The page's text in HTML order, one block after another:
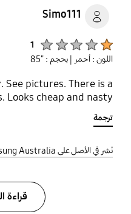
Simo111
1
اللون : أحمر | بحجم : "85
pictures. There is a
Looks cheap and nasty.
ترجمة
نُشر في الأصل على Samsung Australia
قراءة